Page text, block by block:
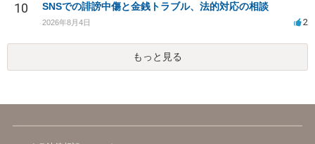
10 SNSでの誹謗中傷と金銭トラブル、法的対応の相談
2026年8月4日 2
もっと見る